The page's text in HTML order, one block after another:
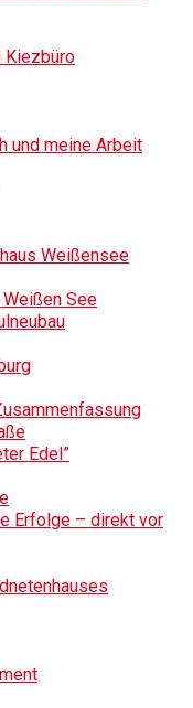
Kiezbüro
und meine Arbeit
Weißensee
Weißen See
Edel”
Erfolge – direkt vor